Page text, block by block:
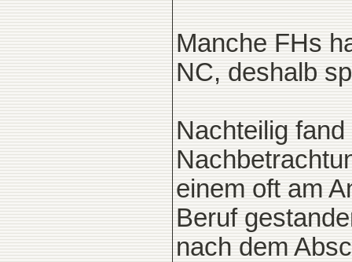
Manche FHs
NC, deshalb
Nachteilig
einem oft am
Beruf
nach dem